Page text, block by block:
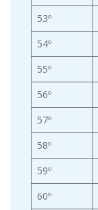
53º
54º
55º
56º
57º
58º
59º
60º